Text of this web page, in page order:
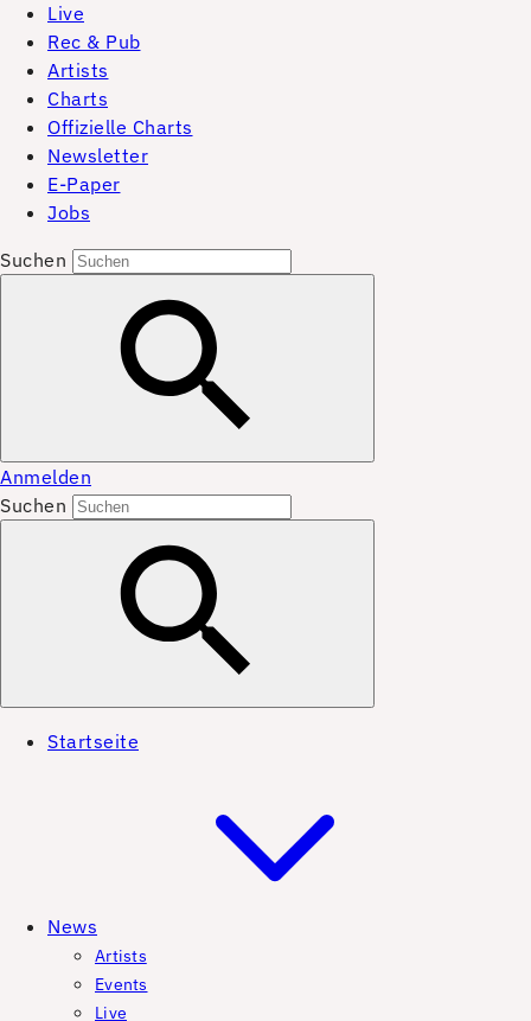
Live
Rec & Pub
Artists
Charts
Offizielle Charts
Newsletter
E-Paper
Jobs
Suchen
Anmelden
Suchen
Startseite
News
Artists
Events
Live